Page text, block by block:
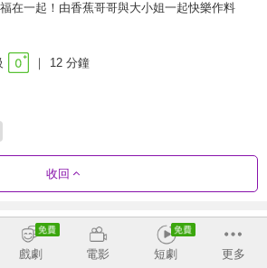
在一起！由香蕉哥哥與大小姐一起快樂作料
12 分鐘
收回
正序
第7季
戲劇 電影 短劇 更多